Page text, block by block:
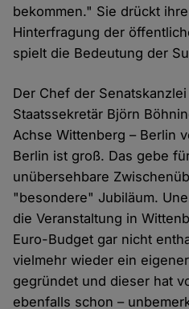
bekommen." Sie drückt
Hinterfragung der
spielt die Bedeutung der
Der Chef der
Staatssekretär Björn
Achse Wittenberg – Berlin
Berlin ist groß. Das gebe
unübersehbare
"besondere" Jubiläum.
die Veranstaltung in
Euro-Budget gar nicht
vielmehr wieder ein
gegründet und dieser hat
ebenfalls schon –